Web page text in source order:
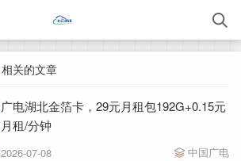
相关的文章
广电湖北金箔卡，29元月租包192G+0.15元
月租/分钟
2026-07-08 中国广电